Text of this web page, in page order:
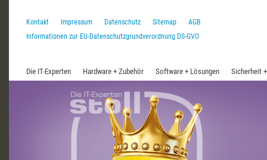
Kontakt Impressum Datenschutz Sitemap
AGB
Informationen zur EU-Datenschutzgrundverordnung DS-GVO
Die IT-Experten Hardware + Zubehör Software + Lösungen Sicherheit